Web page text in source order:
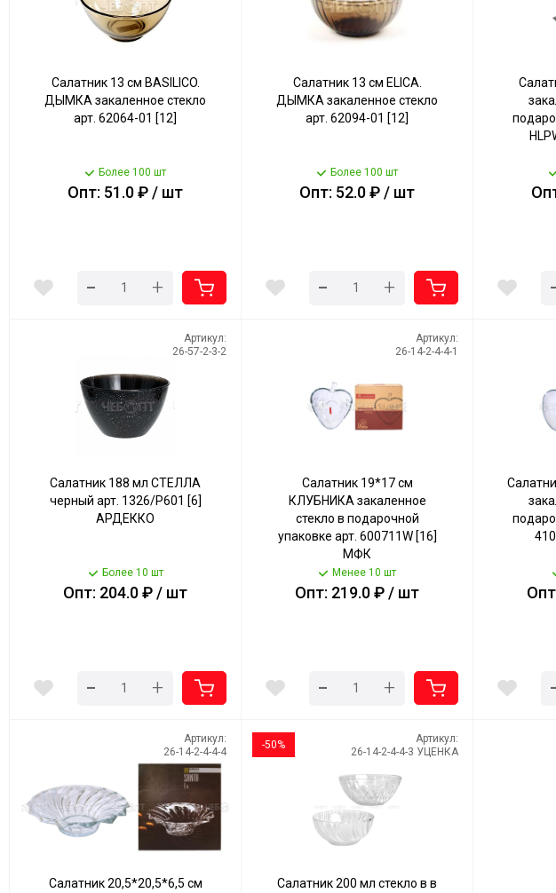
Салатник 13 см BASILICO.
ДЫМКА закаленное стекло
арт. 62064-01 [12]
Более 100 шт
Опт: 51.0 ₽ / шт
- +
Салатник 13 см ELICA.
ДЫМКА закаленное стекло
арт. 62094-01 [12]
Более 100 шт
Опт: 52.0 ₽ / шт
- +
Артикул:
26-57-2-3-2
Салатник 188 мл СТЕЛЛА
черный арт. 1326/Р601 [6]
АРДЕККО
Более 10 шт
Опт: 204.0 ₽ / шт
- +
Артикул:
26-14-2-4-4-1
Салатник 19*17 см
КЛУБНИКА закаленное
стекло в подарочной
упаковке арт. 600711W [16]
МФК
Менее 10 шт
Опт: 219.0 ₽ / шт
- +
Артикул:
26-14-2-4-4-4
Салатник 20,5*20,5*6,5 см
-50%
Артикул:
26-14-2-4-4-3 УЦЕНКА
Салатник 200 мл стекло в в